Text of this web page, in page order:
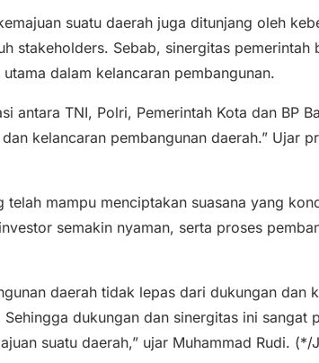
suatu daerah juga ditunjang oleh
stakeholders. Sebab, sinergitas pemerintah
dalam kelancaran pembangunan.
antara TNI, Polri, Pemerintah Kota dan BP
kelancaran pembangunan daerah.” Ujar
telah mampu menciptakan suasana yang
semakin nyaman, serta proses
daerah tidak lepas dari dukungan dan
dukungan dan sinergitas ini sangat
suatu daerah,” ujar Muhammad Rudi. (*/